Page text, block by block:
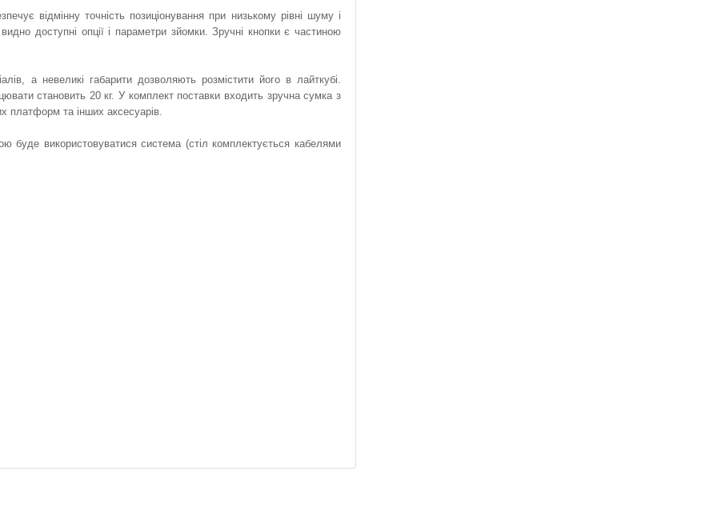
відмінну точність позиціонування при низькому рівні шуму і
доступні опції і параметри зйомки. Зручні кнопки є частиною
а невеликі габарити дозволяють розмістити його в лайткубі.
становить 20 кг. У комплект поставки входить зручна сумка з
платформ та інших аксесуарів.
використовуватися система (стіл комплектується кабелями